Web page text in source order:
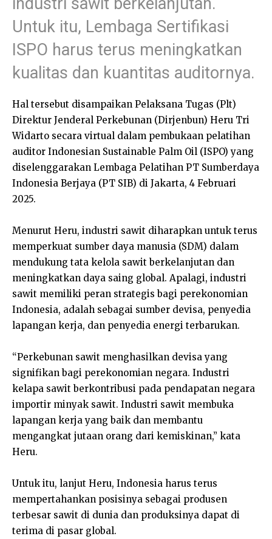
Untuk itu, Lembaga Sertifikasi
ISPO harus terus meningkatkan
kualitas dan kuantitas auditornya.
Hal tersebut disampaikan Pelaksana Tugas (Plt)
Direktur Jenderal Perkebunan (Dirjenbun) Heru Tri
Widarto secara virtual dalam pembukaan pelatihan
auditor Indonesian Sustainable Palm Oil (ISPO) yang
diselenggarakan Lembaga Pelatihan PT Sumberdaya
Indonesia Berjaya (PT SIB) di Jakarta, 4 Februari
2025.
Menurut Heru, industri sawit diharapkan untuk terus
memperkuat sumber daya manusia (SDM) dalam
mendukung tata kelola sawit berkelanjutan dan
meningkatkan daya saing global. Apalagi, industri
sawit memiliki peran strategis bagi perekonomian
Indonesia, adalah sebagai sumber devisa, penyedia
lapangan kerja, dan penyedia energi terbarukan.
“Perkebunan sawit menghasilkan devisa yang
signifikan bagi perekonomian negara. Industri
kelapa sawit berkontribusi pada pendapatan negara
importir minyak sawit. Industri sawit membuka
lapangan kerja yang baik dan membantu
mengangkat jutaan orang dari kemiskinan,” kata
Heru.
Untuk itu, lanjut Heru, Indonesia harus terus
mempertahankan posisinya sebagai produsen
terbesar sawit di dunia dan produksinya dapat di
terima di pasar global.